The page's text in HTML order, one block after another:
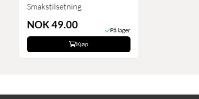
Smakstilsetning
NOK 49.00
På lager
Kjøp